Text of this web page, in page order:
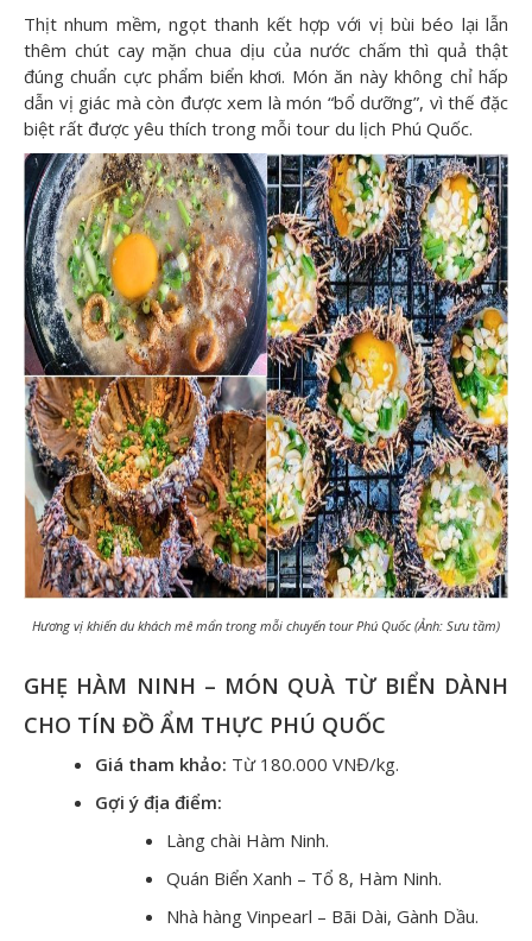
Thịt nhum mềm, ngọt thanh kết hợp với vị bùi béo lại lẫn
thêm chút cay mặn chua dịu của nước chấm thì quả thật
đúng chuẩn cực phẩm biển khơi. Món ăn này không chỉ hấp
dẫn vị giác mà còn được xem là món “bổ dưỡng”, vì thế đặc
biệt rất được yêu thích trong mỗi tour du lịch Phú Quốc.
Hương vị khiến du khách mê mẩn trong mỗi chuyến tour Phú Quốc (Ảnh: Sưu tầm)
GHẸ HÀM NINH – MÓN QUÀ TỪ BIỂN DÀNH
CHO TÍN ĐỒ ẨM THỰC PHÚ QUỐC
Giá tham khảo: Từ 180.000 VNĐ/kg.
Gợi ý địa điểm:
Làng chài Hàm Ninh.
Quán Biển Xanh – Tổ 8, Hàm Ninh.
Nhà hàng Vinpearl – Bãi Dài, Gành Dầu.